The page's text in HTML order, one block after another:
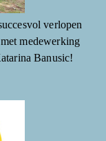
verlopen
medewerking
Banusic!